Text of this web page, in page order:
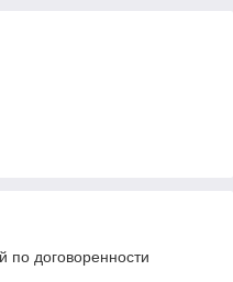
по договоренности